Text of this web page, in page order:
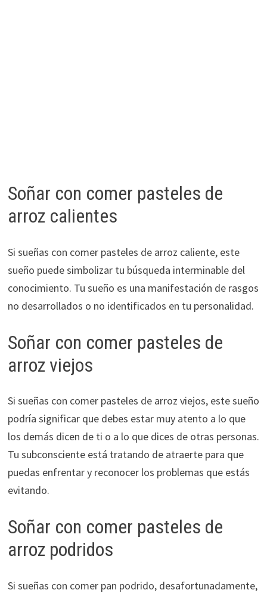
Soñar con comer pasteles de
arroz calientes
Si sueñas con comer pasteles de arroz caliente, este
sueño puede simbolizar tu búsqueda interminable del
conocimiento. Tu sueño es una manifestación de rasgos
no desarrollados o no identificados en tu personalidad.
Soñar con comer pasteles de
arroz viejos
Si sueñas con comer pasteles de arroz viejos, este sueño
podría significar que debes estar muy atento a lo que
los demás dicen de ti o a lo que dices de otras personas.
Tu subconsciente está tratando de atraerte para que
puedas enfrentar y reconocer los problemas que estás
evitando.
Soñar con comer pasteles de
arroz podridos
Si sueñas con comer pan podrido, desafortunadamente,